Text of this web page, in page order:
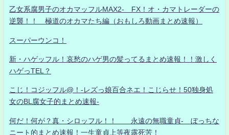
乙女系腐男子のオカマッフルMAX2- FX！オ・カマトレーダーの
逆襲！！ 極道のオカマたち編（おもしろ動画まとめ速報）
スーパーウンコ！
新・ハゲッフル！哀愁のハゲ男の髪ってるまとめ速報！！激しく
ハゲっTEL？
こじ！コジッフル@！-レズっ娘百合ネエ！こじらせ！50独身処
女のBL腐女子的まとめ速報-
何だ！何が？真・シロッフル！！ 永遠の無職童貞- ぼっちな
ニート的まとめ速報！一生童貞上等夜露死苦！